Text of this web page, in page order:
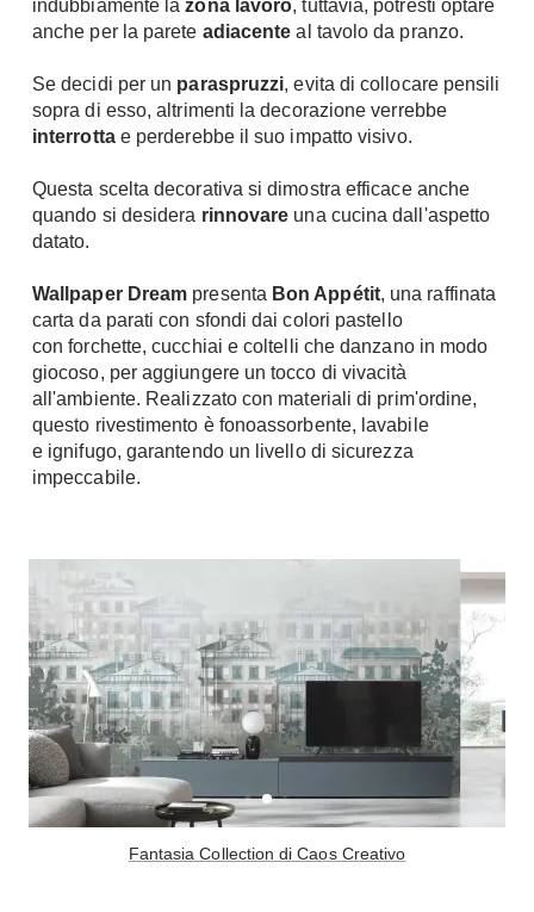
Materassi
Lattice
Memory Foam
Reti Letto
Cuscini
Consigli materassi
Arredo Bagno
Sanitari
Cabine Doccia
Idromassaggio
Accessori Bagno
Rubinetteria
Giardino
Arredo giardino
Tende da sole
Gazebo
A Chiocciola
Ringhiere
Rivestimenti
Ceramica
Cotto
Parquet
Gres
Laminato
Moquette
Carta da parati
Pavimenti esterni
Fai da te in giardino
Il fai da te in bagno
Casa fai da te
Bricolage
indubbiamente lazona lavoro, tuttavia, potresti optare
anche per la parete adiacente al tavolo da pranzo.
Se decidi per un paraspruzzi, evita di collocare pensili
sopra di esso, altrimenti la decorazione verrebbe
interrottae perderebbe il suo impatto visivo.
Questa scelta decorativa si dimostra efficace anche
quando si desidera rinnovare una cucina dall'aspetto
datato.
Wallpaper Dream presenta Bon Appétit, una raffinata
carta da parati con sfondi dai colori pastello
con forchette, cucchiai e coltelli che danzano in modo
giocoso, per aggiungere un tocco di vivacità
all'ambiente. Realizzato con materiali di prim'ordine,
questo rivestimento è fonoassorbente, lavabile
e ignifugo, garantendo un livello di sicurezza
impeccabile.
Fantasia Collection di Caos Creativo